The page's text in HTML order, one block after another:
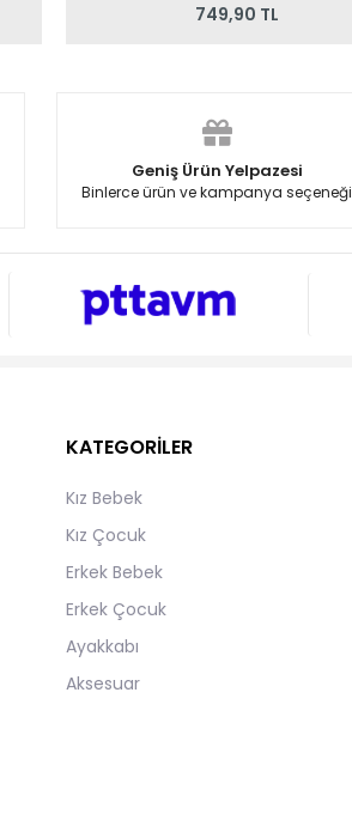
749,90 TL
Geniş Ürün Yelpazesi
Binlerce ürün ve kampanya seçeneği
KATEGORİLER
Kız Bebek
Kız Çocuk
Erkek Bebek
Erkek Çocuk
Ayakkabı
Aksesuar